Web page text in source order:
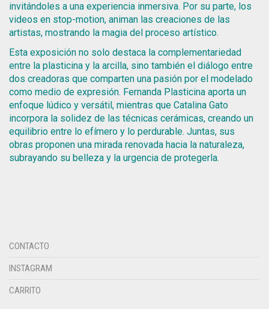
invitándoles a una experiencia inmersiva. Por su parte, los
videos en stop-motion, animan las creaciones de las
artistas, mostrando la magia del proceso artístico.
Esta exposición no solo destaca la complementariedad
entre la plasticina y la arcilla, sino también el diálogo entre
dos creadoras que comparten una pasión por el modelado
como medio de expresión. Fernanda Plasticina aporta un
enfoque lúdico y versátil, mientras que Catalina Gato
incorpora la solidez de las técnicas cerámicas, creando un
equilibrio entre lo efímero y lo perdurable. Juntas, sus
obras proponen una mirada renovada hacia la naturaleza,
subrayando su belleza y la urgencia de protegerla.
CONTACTO
INSTAGRAM
CARRITO